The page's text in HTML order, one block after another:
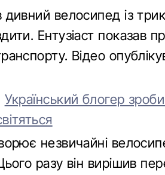
дивний велосипед із
Ентузіаст показав
Відео
Український блогер
незвичайні
разу він вирішив